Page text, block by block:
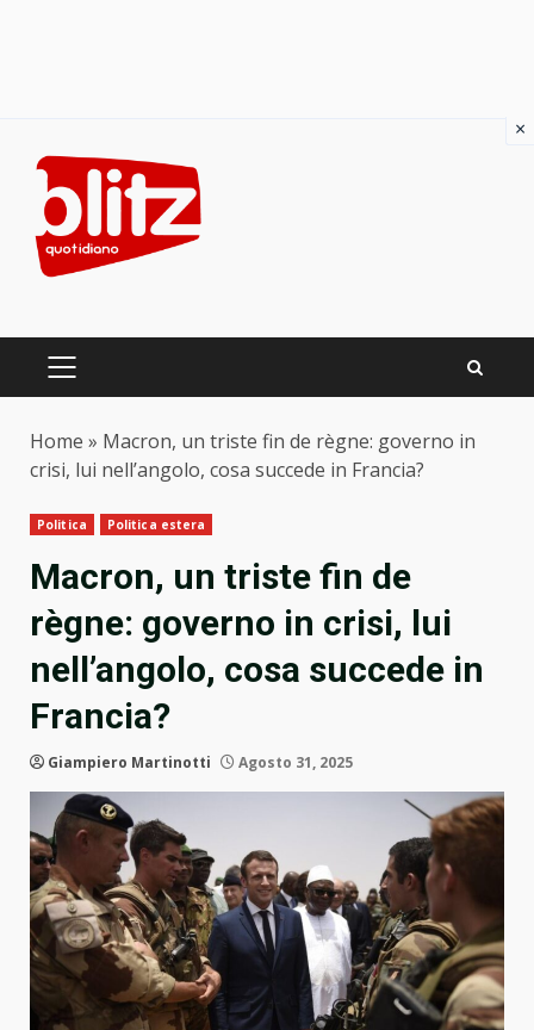
content
PRIMARY
Home » Macron, un triste fin de règne: governo in
crisi, lui nell’angolo, cosa succede in Francia?
Politica Politica estera
Macron, un triste fin de
règne: governo in crisi, lui
nell’angolo, cosa succede in
Francia?
Giampiero Martinotti Agosto 31, 2025
×